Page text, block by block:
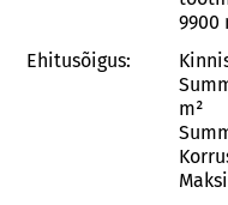
9900
Ehitusõigus:
m²